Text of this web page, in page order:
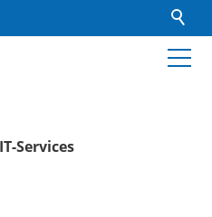
Services